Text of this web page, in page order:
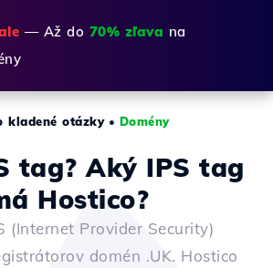
— Až do 70% zľava na
kladené otázky• Domény
tag? Aký IPS tag
Hostico?
(Internet Provider Security)
domén .UK. Hostico